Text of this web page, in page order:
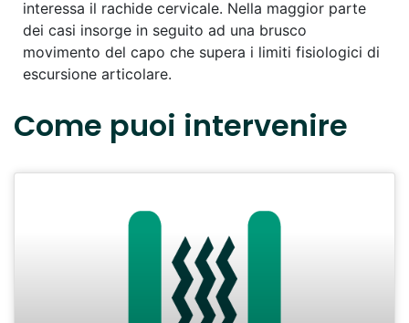
interessa il rachide cervicale. Nella maggior parte
dei casi insorge in seguito ad una brusco
movimento del capo che supera i limiti fisiologici di
escursione articolare.
Come puoi intervenire